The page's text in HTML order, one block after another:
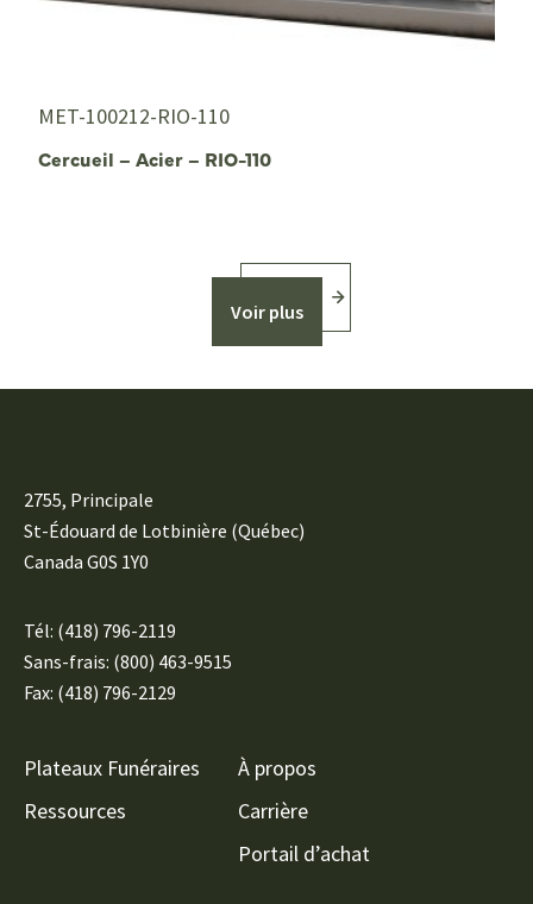
MET-100212-RIO-110
Cercueil – Acier – RIO-110
Voir plus
2755, Principale
St-Édouard de Lotbinière (Québec)
Canada G0S 1Y0
Tél: (418) 796-2119
Sans-frais: (800) 463-9515
Fax: (418) 796-2129
Plateaux Funéraires
Ressources
À propos
Carrière
Portail d’achat